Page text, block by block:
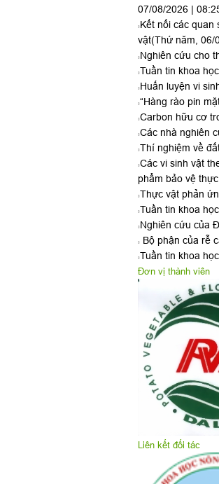
07/08/2026 |
Kết nối các
vật(Thứ năm, 06/
Nghiên cứu cho
Tuần tin khoa
Huấn luyện vi
“Hàng rào pin
Carbon hữu cơ
Các nhà nghiên
Thí nghiệm về
Các vi sinh vật
phẩm bảo vệ
Thực vật phản
Tuần tin khoa
Nghiên cứu của
Bộ phận của rễ
Tuần tin khoa
Đơn vị thành viên
Liên kết đối tác